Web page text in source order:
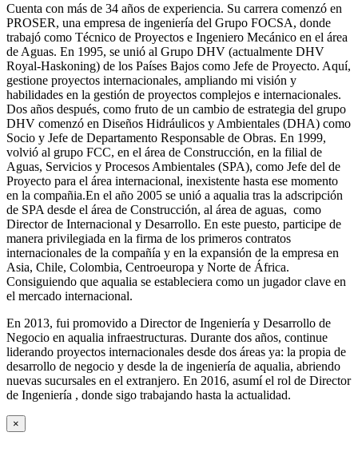
Cuenta con más de 34 años de experiencia. Su carrera comenzó en
PROSER, una empresa de ingeniería del Grupo FOCSA, donde
trabajó como Técnico de Proyectos e Ingeniero Mecánico en el área
de Aguas. En 1995, se unió al Grupo DHV (actualmente DHV
Royal-Haskoning) de los Países Bajos como Jefe de Proyecto. Aquí,
gestione proyectos internacionales, ampliando mi visión y
habilidades en la gestión de proyectos complejos e internacionales.
Dos años después, como fruto de un cambio de estrategia del grupo
DHV comenzó en Diseños Hidráulicos y Ambientales (DHA) como
Socio y Jefe de Departamento Responsable de Obras. En 1999,
volvió al grupo FCC, en el área de Construcción, en la filial de
Aguas, Servicios y Procesos Ambientales (SPA), como Jefe del de
Proyecto para el área internacional, inexistente hasta ese momento
en la compañia.En el año 2005 se unió a aqualia tras la adscripción
de SPA desde el área de Construcción, al área de aguas, como
Director de Internacional y Desarrollo. En este puesto, participe de
manera privilegiada en la firma de los primeros contratos
internacionales de la compañía y en la expansión de la empresa en
Asia, Chile, Colombia, Centroeuropa y Norte de África.
Consiguiendo que aqualia se estableciera como un jugador clave en
el mercado internacional.
En 2013, fui promovido a Director de Ingeniería y Desarrollo de
Negocio en aqualia infraestructuras. Durante dos años, continue
liderando proyectos internacionales desde dos áreas ya: la propia de
desarrollo de negocio y desde la de ingeniería de aqualia, abriendo
nuevas sucursales en el extranjero. En 2016, asumí el rol de Director
de Ingeniería , donde sigo trabajando hasta la actualidad.
×